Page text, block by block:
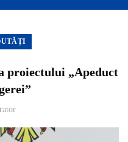
proiectului „Apeduct